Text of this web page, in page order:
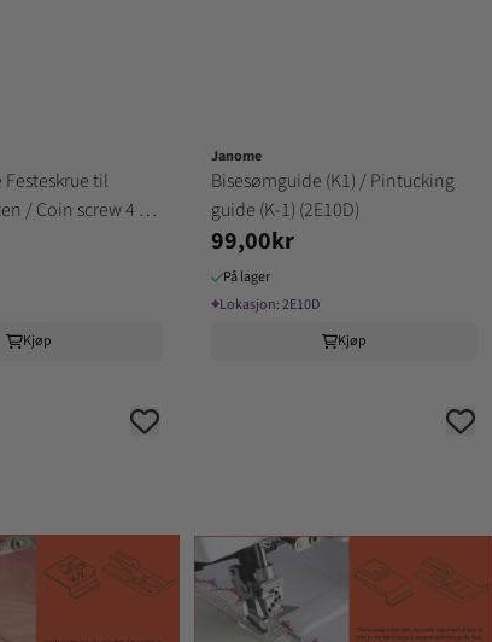
til
/ Coin screw 4 x
Kjøp
Janome
Bisesømguide (K1) / Pintucking
guide (K-1) (2E10D)
99,00kr
På lager
⌖Lokasjon:2E10D
Kjøp